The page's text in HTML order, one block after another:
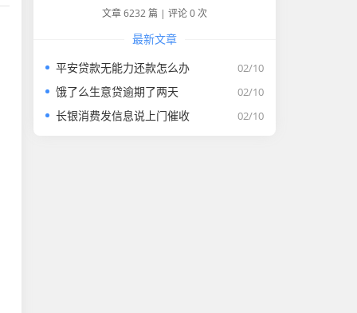
文章 6232 篇 | 评论 0 次
最新文章
02/10
平安贷款无能力还款怎么办
02/10
饿了么生意贷逾期了两天
02/10
长银消费发信息说上门催收